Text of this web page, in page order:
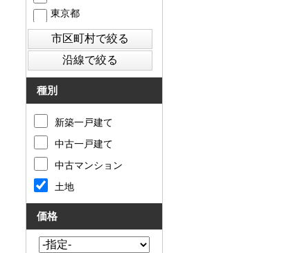
東京都
種別
新築一戸建て
中古一戸建て
中古マンション
土地
価格